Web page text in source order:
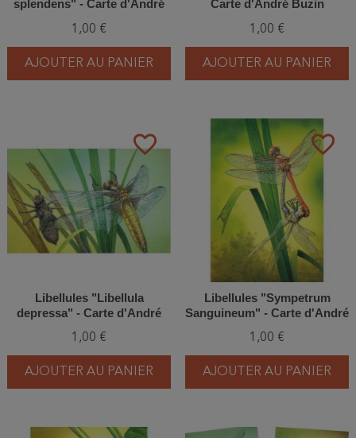
splendens" - Carte d'André
1,00 €
AJOUTER AU PANIER
Carte d'André Buzin
1,00 €
AJOUTER AU PANIER
favorite_border
Libellules "Libellula
depressa" - Carte d'André
1,00 €
AJOUTER AU PANIER
favorite_border
Libellules "Sympetrum
Sanguineum" - Carte d'André
1,00 €
AJOUTER AU PANIER